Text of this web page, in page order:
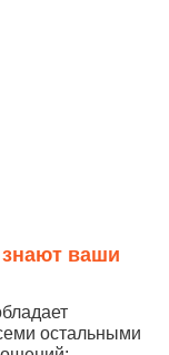
ваши
остальными